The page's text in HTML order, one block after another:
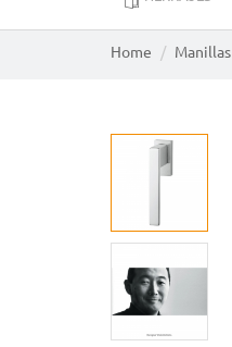
Home Manillas